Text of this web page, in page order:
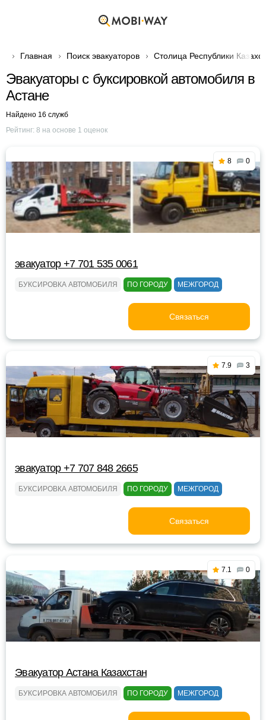
Главная Поиск эвакуаторов Столица Республики
Эвакуаторы с буксировкой автомобиля в
Астане
Найдено 16 служб
Рейтинг: 8 на основе 1 оценок
8 0
эвакуатор +7 701 535 0061
БУКСИРОВКА АВТОМОБИЛЯ ПО ГОРОДУ МЕЖГОРОД
Связаться
7.9 3
эвакуатор +7 707 848 2665
БУКСИРОВКА АВТОМОБИЛЯ ПО ГОРОДУ МЕЖГОРОД
Связаться
7.1 0
Эвакуатор Астана Казахстан
БУКСИРОВКА АВТОМОБИЛЯ ПО ГОРОДУ МЕЖГОРОД